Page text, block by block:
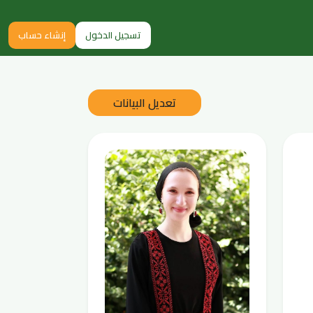
تسجيل الدخول إنشاء حساب
تعديل البيانات